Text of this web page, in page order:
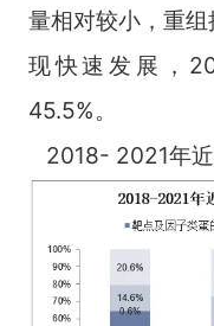
量相对较小，重
现快速发展，
45.5%。
2018- 2021年